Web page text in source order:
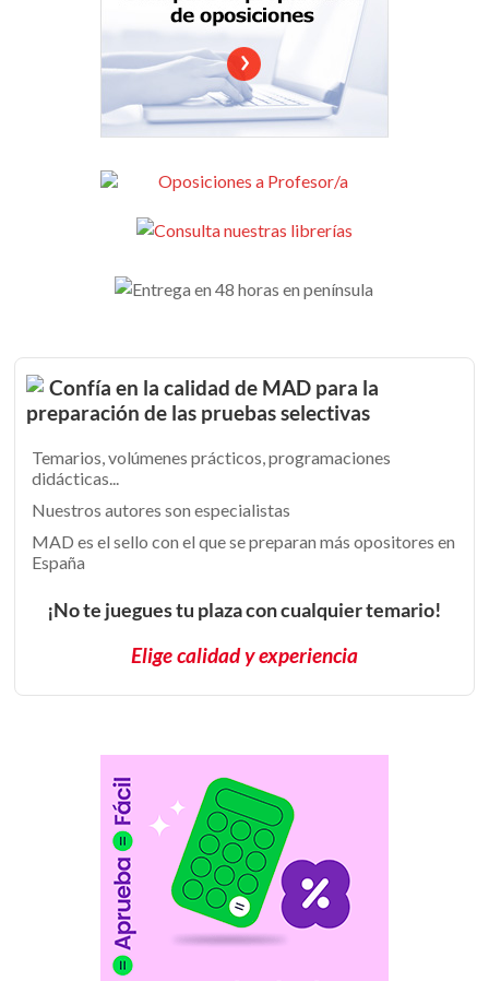
Confía en la calidad de MAD para la
preparación de las pruebas selectivas
Temarios, volúmenes prácticos, programaciones
didácticas...
Nuestros autores son especialistas
MAD es el sello con el que se preparan más opositores en
España
¡No te juegues tu plaza con cualquier temario!
Elige calidad y experiencia